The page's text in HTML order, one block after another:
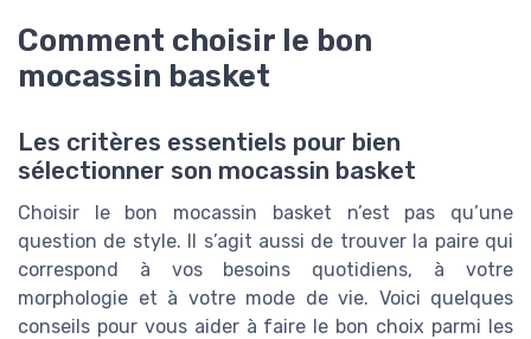
Comment choisir le bon
mocassin basket
Les critères essentiels pour bien
sélectionner son mocassin basket
Choisir le bon mocassin basket n’est pas qu’une
question de style. Il s’agit aussi de trouver la paire qui
correspond à vos besoins quotidiens, à votre
morphologie et à votre mode de vie. Voici quelques
conseils pour vous aider à faire le bon choix parmi les